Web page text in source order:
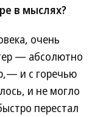
в мыслях?
очень
— абсолютно
и с горечью
и не могло
перестал